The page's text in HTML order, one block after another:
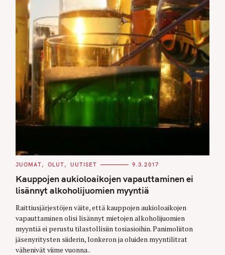
C
T
E
G
O
I
E
S
JUOMAT OLUT UUTISET 9.3.2017
Kauppojen aukioloaikojen vapauttaminen ei
lisännyt alkoholijuomien myyntiä
Raittiusjärjestöjen väite, että kauppojen aukioloaikojen
vapauttaminen olisi lisännyt mietojen alkoholijuomien
myyntiä ei perustu tilastollisiin tosiasioihin. Panimoliiton
jäsenyritysten siiderin, lonkeron ja oluiden myyntilitrat
vähenivät viime vuonna..